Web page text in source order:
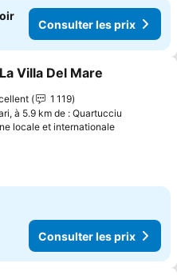
Consulter les prix
à mes favoris
Villa Del Mare
1 119
à 5.9 km de : Quartucciu
locale et internationaleConsulter
Consulter les prix